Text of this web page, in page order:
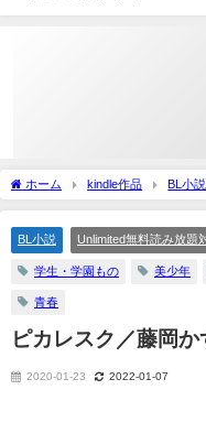
ホーム kindle作品 BL小説
BL小説 Unlimited無料読み放題
学生・学園もの 美少年
青春
ピカレスク／藤岡か
2020-01-23 2022-01-07